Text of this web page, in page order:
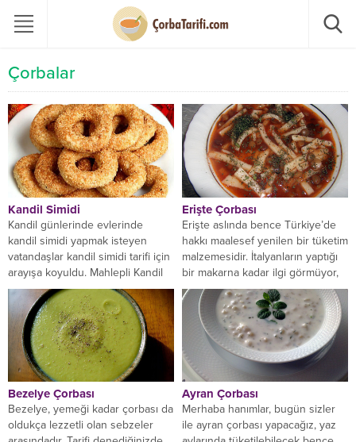
Çorbalar
Kandil Simidi
Kandil günlerinde evlerinde
kandil simidi yapmak isteyen
vatandaşlar kandil simidi tarifi için
arayışa koyuldu. Mahlepli Kandil
Simidi Tarifi Kandil simidi
malzemeleri: 250...
Erişte Çorbası
Erişte aslında bence Türkiye’de
hakkı maalesef yenilen bir tüketim
malzemesidir. İtalyanların yaptığı
bir makarna kadar ilgi görmüyor,
oysa hem çorbası...
Bezelye Çorbası
Bezelye, yemeği kadar çorbası da
oldukça lezzetli olan sebzeler
Ayran Çorbası
Merhaba hanımlar, bugün sizler
ile ayran çorbası yapacağız, yaz